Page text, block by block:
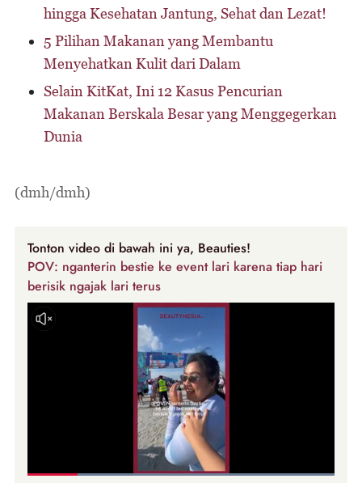
hingga Kesehatan Jantung, Sehat dan Lezat!
5 Pilihan Makanan yang Membantu
Menyehatkan Kulit dari Dalam
Selain KitKat, Ini 12 Kasus Pencurian
Makanan Berskala Besar yang Menggegerkan
Dunia
(dmh/dmh)
Tonton video di bawah ini ya, Beauties!
POV: nganterin bestie ke event lari karena tiap hari
berisik ngajak lari terus